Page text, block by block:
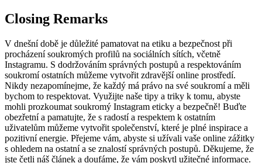
Closing Remarks
V dnešní době je důležité pamatovat na etiku a bezpečnost při
procházení soukromých profilů na sociálních sítích, včetně
Instagramu. S dodržováním správných postupů a respektováním
soukromí ostatních můžeme vytvořit zdravější online prostředí.
Nikdy nezapomínejme, že každý má právo na své soukromí a měli
bychom to respektovat. Využijte naše tipy a triky k tomu, abyste
mohli prozkoumat soukromý Instagram eticky a bezpečně! Buďte
obezřetní a pamatujte, že s radostí a respektem k ostatním
uživatelům můžeme vytvořit společenství, které je plné inspirace a
pozitivní energie. Přejeme vám, abyste si užívali vaše online zážitky
s ohledem na ostatní a se znalostí správných postupů. Děkujeme, že
jste četli náš článek a doufáme, že vám poskytl užitečné informace.